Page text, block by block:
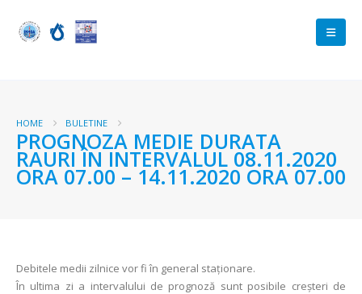
HOME BULETINE
PROGNOZA MEDIE DURATA
RAURI ÎN INTERVALUL 08.11.2020
ORA 07.00 – 14.11.2020 ORA 07.00
Debitele medii zilnice vor fi în general staționare.
În ultima zi a intervalului de prognoză sunt posibile creșteri de